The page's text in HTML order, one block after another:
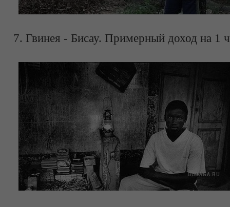
7. Гвинея - Бисау. Примерный доход на 1